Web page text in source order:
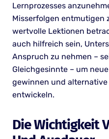
Lernprozesses
Misserfolgen entmutigen
wertvolle Lektionen
auch hilfreich sein,
Anspruch zu nehmen –
Gleichgesinnte – um
gewinnen und alternative
entwickeln.
Die Wichtigkeit